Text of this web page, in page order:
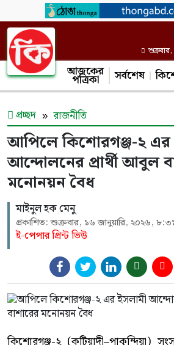
আজকের
পত্রিকা সর্বশেষ
প্রচ্ছদ রাজনীতি
আপিলে কিশোরগঞ্জ-২ এর
আন্দোলনের প্রার্থী আবুল
মনোনয়ন বৈধ
মাইনুল হক মেনু
প্রকাশিত: শুক্রবার, ১৬ জানুয়ারি, ২০২৬,
ই-পেপার প্রিন্ট ভিউ